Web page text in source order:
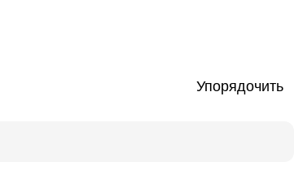
Упорядочить